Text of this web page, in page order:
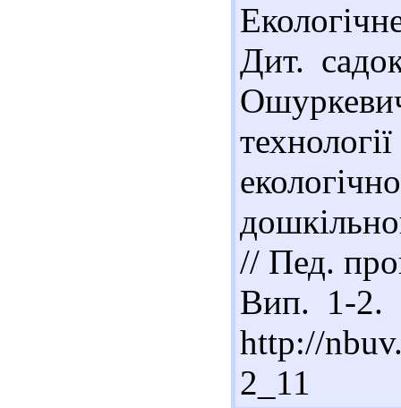
Дит.
// Пед.
Вип. 1-2.
http://
2_11